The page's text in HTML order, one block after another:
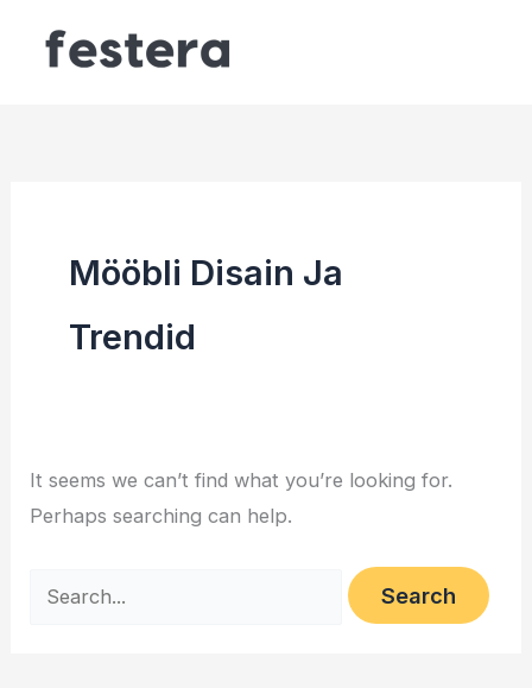
Mööbli Disain Ja
Trendid
It seems we can’t find what you’re looking for.
Perhaps searching can help.
Search